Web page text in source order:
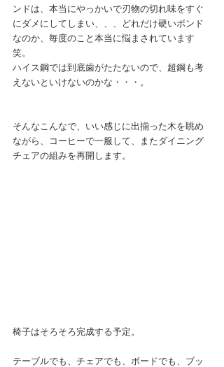
ンドは、本当にやっかいで刃物の切れ味をすぐ
にダメにしてしまい、、、どれだけ硬いボンド
なのか、毎度のこと本当に悩まされています
笑。
ハイス鋼では到底歯がたたないので、超鋼も考
えないといけないのかな・・・。
そんなこんなで、いい感じに出揃った木を眺め
ながら、コーヒーで一服して、またダイニング
チェアの組みを再開します。
椅子はそろそろ完成する予定。
テーブルでも、チェアでも、ボードでも、ブッ